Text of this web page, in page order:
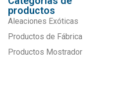
productos
Aleaciones Exóticas
Productos de Fábrica
Productos Mostrador